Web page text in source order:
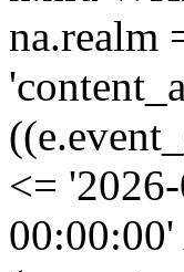
na.realm
<=